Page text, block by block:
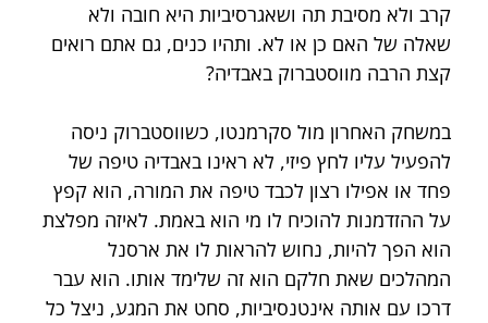
קרב ולא מסיבת תה ושאגרסיביות היא חובה ולא
שאלה של האם כן או לא. ותהיו כנים, גם אתם רואים
קצת הרבה מווסטברוק באבדיה?
במשחק האחרון מול סקרמנטו, כשווסטברוק ניסה
להפעיל עליו לחץ פיזי, לא ראינו באבדיה טיפה של
פחד או אפילו רצון לכבד טיפה את המורה, הוא קפץ
על ההזדמנות להוכיח לו מי הוא באמת. לאיזה מפלצת
הוא הפך להיות, נחוש להראות לו את ארסנל
המהלכים שאת חלקם הוא זה שלימד אותו. הוא עבר
דרכו עם אותה אינטנסיביות, סחט את המגע, ניצל כל